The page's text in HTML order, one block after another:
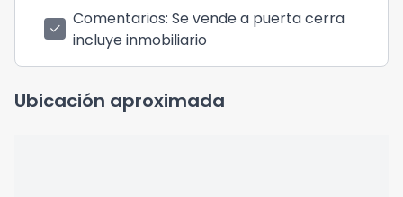
check Comentarios: Se vende a puerta cerra
incluye inmobiliario
Ubicación aproximada